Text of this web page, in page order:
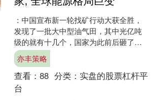
：中国宣布新一轮找矿行动大获全胜，
发现了一批大中型油气田，其中光亿吨
级的就有十几个，国家为此前后砸了将
近四千五百亿元。 欧盟委员会主席冯德
莱恩站在欧洲议会发出警....
亦丰策略
查看： 88 分类： 实盘的股票杠杆平
台